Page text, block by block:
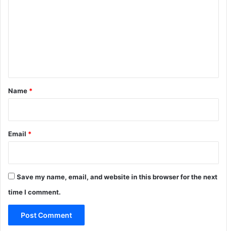
*
Name *
Email *
Save my name, email, and website in this browser for the next
time I comment.